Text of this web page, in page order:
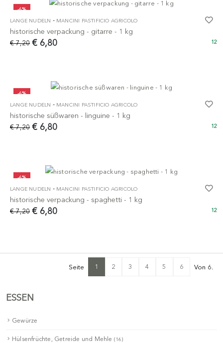
ESSEN
Gewürze
Hülsenfrüchte, Getreide und Mehle (16)
-6%
LANGE NUDELN - MANCINI PASTIFICIO AGRICOLO
historische verpackung - gitarre - 1 kg
€ 6,80
€ 7,20 12
-6%
LANGE NUDELN - MANCINI PASTIFICIO AGRICOLO
historische süßwaren - linguine - 1 kg
€ 6,80
€ 7,20 12
-6%
LANGE NUDELN - MANCINI PASTIFICIO AGRICOLO
historische verpackung - spaghetti - 1 kg
€ 6,80
€ 7,20 12
Seite 1 2 3 4 5 6 Von 6.